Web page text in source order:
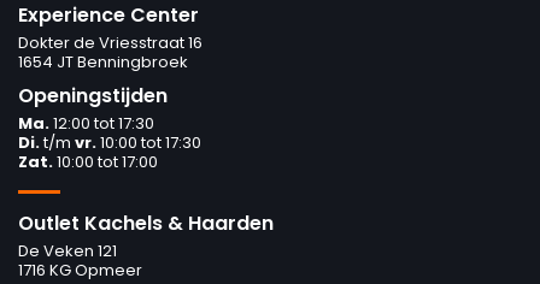
Experience Center
Dokter de Vriesstraat 16
1654 JT Benningbroek
Openingstijden
Ma.12:00 tot 17:30
Di.t/m vr.10:00 tot 17:30
Zat.10:00 tot 17:00
Outlet Kachels & Haarden
De Veken 121
1716 KG Opmeer